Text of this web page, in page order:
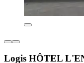
Logis HÔTEL